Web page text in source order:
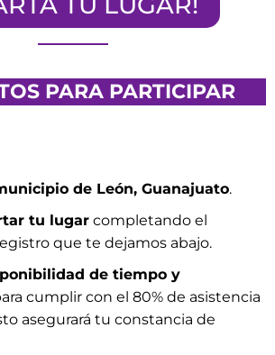
PARA PARTICIPAR
de León, Guanajuato.
tu lugar completando el
que te dejamos abajo.
de tiempo y
cumplir con el 80% de asistencia
asegurará tu constancia de